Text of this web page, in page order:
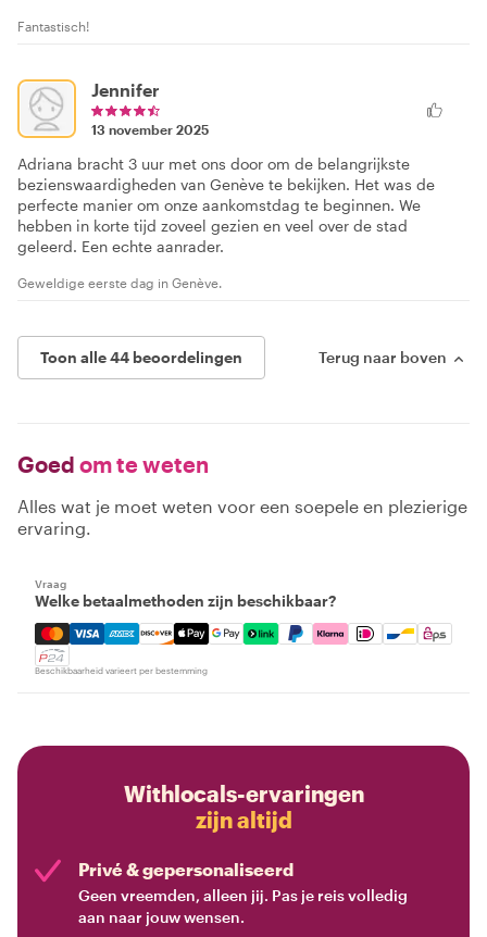
Fantastisch!
Jennifer
13 november 2025
Adriana bracht 3 uur met ons door om de belangrijkste
bezienswaardigheden van Genève te bekijken. Het was de
perfecte manier om onze aankomstdag te beginnen. We
hebben in korte tijd zoveel gezien en veel over de stad
geleerd. Een echte aanrader.
Geweldige eerste dag in Genève.
Toon alle 44 beoordelingen Terug naar boven
Goed om te weten
Alles wat je moet weten voor een soepele en plezierige
ervaring.
Vraag
Welke betaalmethoden zijn beschikbaar?
Mastercard, Visa, Amex, Discover, Apple Pay, Google
Beschikbaarheid varieert per bestemming
Withlocals-ervaringen
zijn altijd
Privé & gepersonaliseerd
Geen vreemden, alleen jij. Pas je reis volledig
aan naar jouw wensen.